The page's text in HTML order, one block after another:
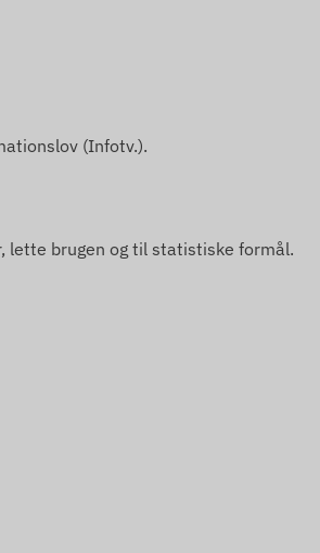
(Infotv.).
lette brugen og til statistiske formål.